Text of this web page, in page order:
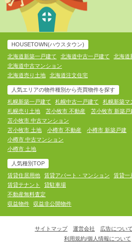
HOUSETOWN(ハウスタウン)
北海道新築一戸建て
北海道中古一戸建て
北海道
北海道中古マンション
北海道売り土地
北海道注文住宅
人気エリアの物件種別から売買物件を探す
札幌新築一戸建て
札幌中古一戸建て 札幌新築マ
札幌売り土地
苫小牧市 不動産 苫小牧市 新築戸
苫小牧市 中古マンション
苫小牧市 土地
小樽市 不動産 小樽市 新築戸建
小樽市 中古マンション
小樽市 土地
人気種別TOP
賃貸住居用他
賃貸アパート・マンション
賃貸一
賃貸テナント
貸駐車場
不動産無料査定
収益物件
収益非公開物件
サイトマップ 運営会社 広告について
利用規約/個人情報について